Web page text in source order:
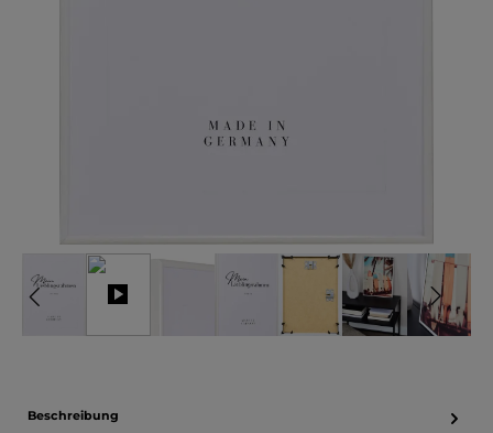
Beschreibung